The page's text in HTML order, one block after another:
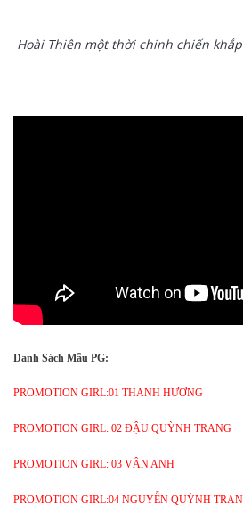
Hoài Thiên một thời chinh chiến
Danh Sách Mẫu PG:
PROMOTION GIRL:01 THANH HƯƠNG
PROMOTION GIRL: 02 ĐẬU QUỲNH TRANG
PROMOTION GIRL: 03 VÂN ANH
PROMOTION GIRL:04 NGUYỄN QUỲNH